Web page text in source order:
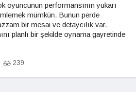
oyuncunun performansının yukarı
mümkün. Bunun perde
bir mesai ve detaycılık var.
planlı bir şekilde oynama gayretinde
239